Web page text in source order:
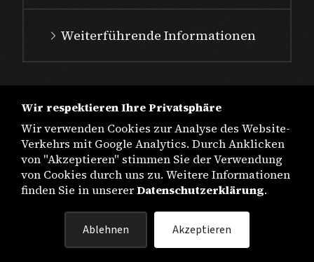
Weiterführende Informationen
DATENSCHUTZ
Wir respektieren Ihre Privatsphäre
Wir verwenden Cookies zur Analyse des Website-
Verkehrs mit Google Analytics. Durch Anklicken
von "Akzeptieren" stimmen Sie der Verwendung
von Cookies durch uns zu. Weitere Informationen
finden Sie in unsererDatenschutzerklärung.
Ablehnen Akzeptieren